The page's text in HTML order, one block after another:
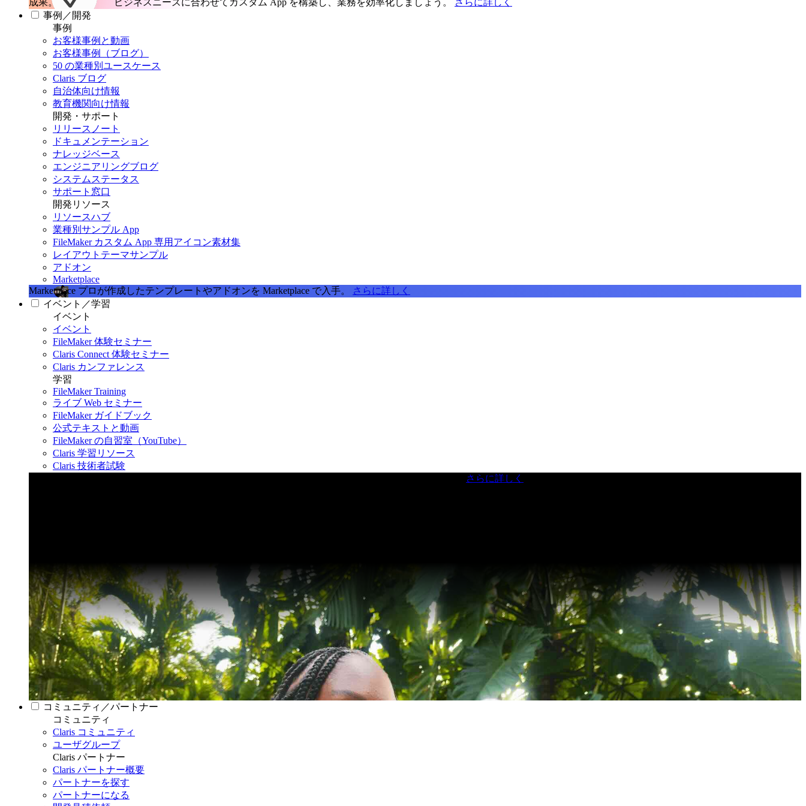
成果。 ビジネスニーズに合わせてカスタム App を構築し、業務を効率化しましょう。
さらに詳しく
事例／開発
事例
お客様事例と動画
お客様事例（ブログ）
50 の業種別ユースケース
Claris ブログ
自治体向け情報
教育機関向け情報
開発・サポート
リリースノート
ドキュメンテーション
ナレッジベース
エンジニアリングブログ
システムステータス
サポート窓口
開発リソース
リソースハブ
業種別サンプル App
FileMaker カスタム App 専用アイコン素材集
レイアウトテーマサンプル
アドオン
Marketplace
Marketplace プロが作成したテンプレートやアドオンを Marketplace で入手。
さらに詳しく
イベント／学習
イベント
イベント
FileMaker 体験セミナー
Claris Connect 体験セミナー
Claris カンファレンス
学習
FileMaker Training
ライブ Web セミナー
FileMaker ガイドブック
公式テキストと動画
FileMaker の自習室（YouTube）
Claris 学習リソース
Claris 技術者試験
さらに詳しく
コミュニティ／パートナー
コミュニティ
Claris コミュニティ
ユーザグループ
Claris パートナー
Claris パートナー概要
パートナーを探す
パートナーになる